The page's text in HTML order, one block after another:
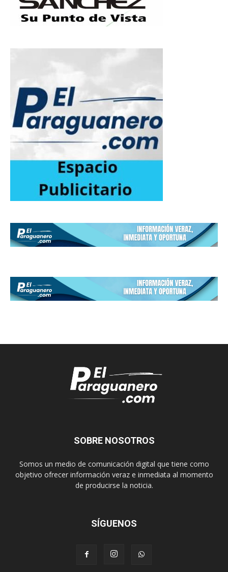
SOBRE NOSOTROS
Somos un medio de comunicación digital que tiene como
objetivo ofrecer información veraz e inmediata al momento
de producirse la noticia.
SÍGUENOS